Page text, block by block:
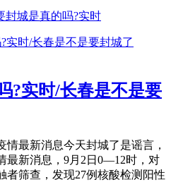
封城是真的吗?实时
?实时/长春是不是要
最新消息今天封城了是谣言，
最新消息，9月2日0—12时，对
者筛查，发现27例核酸检测阳性